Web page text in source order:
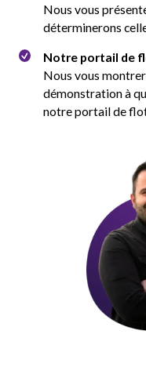
Nous vous
déterminerons
Notre portail de
Nous vous
démonstration à
notre portail de